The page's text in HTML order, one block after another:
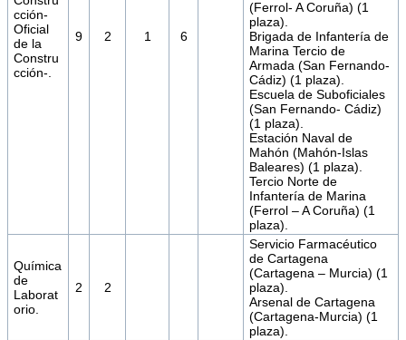
cción-
Oficial
de la
Constru
cción-.
9 2 1 6
(Ferrol- A Coruña) (1
plaza).
Brigada de Infantería de
Marina Tercio de
Armada (San Fernando-
Cádiz) (1 plaza).
Escuela de Suboficiales
(San Fernando- Cádiz)
(1 plaza).
Estación Naval de
Mahón (Mahón-Islas
Baleares) (1 plaza).
Tercio Norte de
Infantería de Marina
(Ferrol – A Coruña) (1
plaza).
Química
de
Laborat
orio.
2 2
Servicio Farmacéutico
de Cartagena
(Cartagena – Murcia) (1
plaza).
Arsenal de Cartagena
(Cartagena-Murcia) (1
plaza).